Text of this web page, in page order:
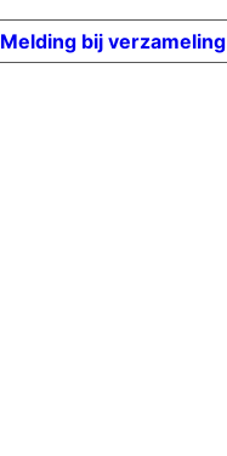
Melding bij verzameling